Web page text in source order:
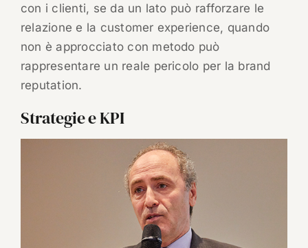
con i clienti, se da un lato può rafforzare le
relazione e la customer experience, quando
non è approcciato con metodo può
rappresentare un reale pericolo per la brand
reputation.
Strategie e KPI